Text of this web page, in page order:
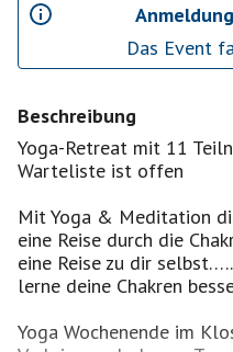
Das Event
Beschreibung
Yoga-Retreat mit 11
Warteliste ist offen
Mit Yoga & Meditation
eine Reise durch die
eine Reise zu dir selbst…..
lerne deine Chakren
Yoga Wochenende im